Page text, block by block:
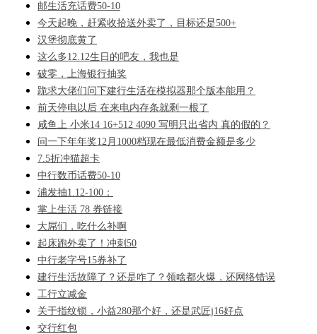
邮生活充话费50-10
今天起晚，赶紧收拾送外卖了，目标还是500+
汉堡彻底黄了
这么多12.12生日的吧友，我也是
破零，上海银行抽奖
跪求大佬们问下建行生活在模拟器那个版本能用？
前天停电以后 在来电内存条就剩一根了
咸鱼上 小米14 16+512 4090 写明只出省内 真的假的？
问一下年年奖12月1000档现在最低消费金额是多少
7.5折冲猫超卡
中行数币话费50-10
浦发抽1.12-100：
掌上生活 78 券链接
大屌们，吃什么补啊
起床跑外卖了！冲刺50
中行老字号15券补了
建行生活故障了？还是咋了？领啥都火爆，还网络错误
工行立减金
关于指纹锁，小益280那个好，还是武匠j16好点
交行红包